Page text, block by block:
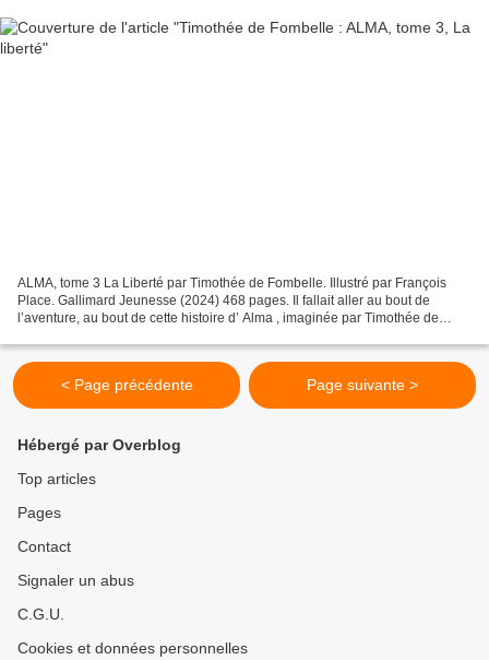
ALMA, tome 3 La Liberté par Timothée de Fombelle. Illustré par François
Place. Gallimard Jeunesse (2024) 468 pages. Il fallait aller au bout de
l’aventure, au bout de cette histoire d’ Alma , imaginée par Timothée de
< Page précédente Page suivante >
Hébergé par Overblog
Top articles
Pages
Contact
Signaler un abus
C.G.U.
Cookies et données personnelles